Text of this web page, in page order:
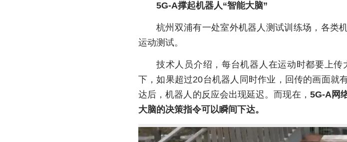
5G-A撑起机器人“智能大脑”
杭州双浦有一处室外机器人测试训练场，各类
运动测试。
技术人员介绍，每台机器人在运动时都要上传
下，如果超过20台机器人同时作业，回传的画面就
达后，机器人的反应会出现延迟。而现在， 5G-A网
大脑的决策指令可以瞬间下达。